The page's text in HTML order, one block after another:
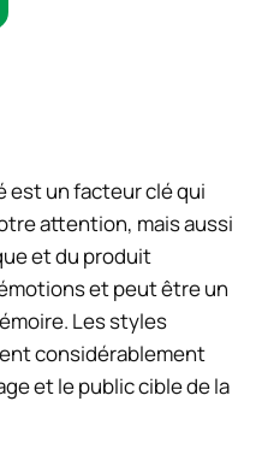
est un facteur clé qui
attention, mais aussi
et du produit
et peut être un
Les styles
considérablement
et le public cible de la